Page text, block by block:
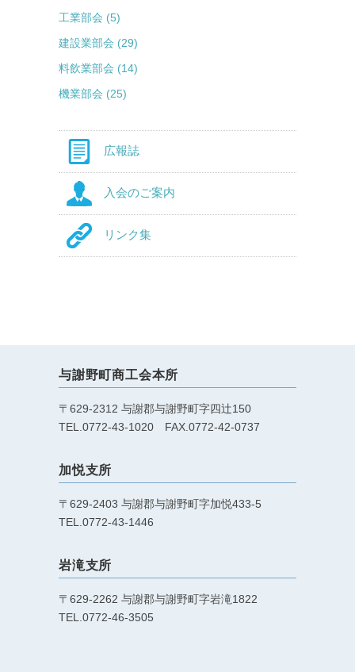
工業部会 (5)
建設業部会 (29)
料飲業部会 (14)
機業部会 (25)
広報誌
入会のご案内
リンク集
与謝野町商工会本所
〒629-2312 与謝郡与謝野町字四辻150
TEL.0772-43-1020 FAX.0772-42-0737
加悦支所
〒629-2403 与謝郡与謝野町字加悦433-5
TEL.0772-43-1446
岩滝支所
〒629-2262 与謝郡与謝野町字岩滝1822
TEL.0772-46-3505